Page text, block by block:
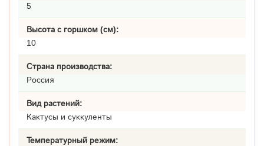
5
Высота с горшком (см):
10
Страна производства:
Россия
Вид растений:
Кактусы и суккуленты
Температурный режим: